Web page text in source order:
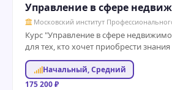
Управление в сфере
Московский институт
Курс "Управление в сфере
для тех, кто хочет приобрести
необходимые для эффективного
организации...
Начальный, Средний
175 200 ₽